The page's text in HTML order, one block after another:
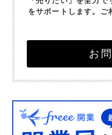
をサポートします。 ご
お